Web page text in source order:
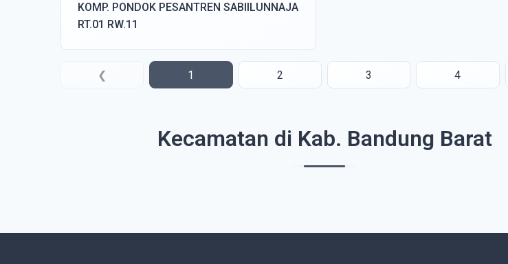
KOMP. PONDOK PESANTREN SABIILUNNAJA
RT.01 RW.11
❮ 1 2 3 4
Kecamatan di Kab. Bandung Barat